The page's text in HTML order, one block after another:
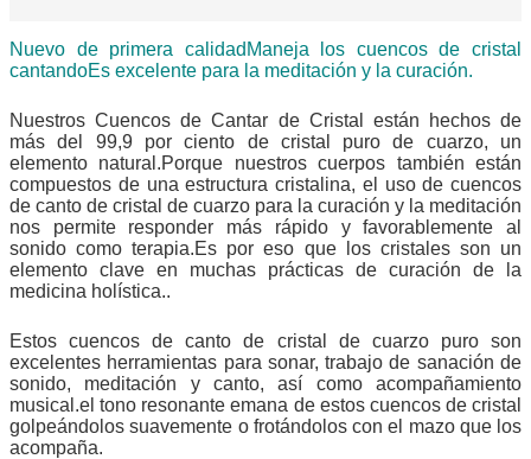
Nuevo de primera calidad Maneja los cuencos de cristal
cantandoEs excelente para la meditación y la curación.
Nuestros Cuencos de Cantar de Cristal están hechos de
más del 99,9 por ciento de cristal puro de cuarzo, un
elemento natural.Porque nuestros cuerpos también están
compuestos de una estructura cristalina, el uso de cuencos
de canto de cristal de cuarzo para la curación y la meditación
nos permite responder más rápido y favorablemente al
sonido como terapia.Es por eso que los cristales son un
elemento clave en muchas prácticas de curación de la
medicina holística..
Estos cuencos de canto de cristal de cuarzo puro son
excelentes herramientas para sonar, trabajo de sanación de
sonido, meditación y canto, así como acompañamiento
musical.el tono resonante emana de estos cuencos de cristal
golpeándolos suavemente o frotándolos con el mazo que los
acompaña.